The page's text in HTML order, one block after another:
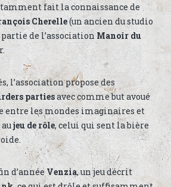
fait la connaissance de
Cherelle(un ancien du studio
de l’associationManoir du
l’association propose des
partiesavec comme but avoué
entre les mondes imaginaires et
aujeu de rôle, celui qui sent la bière
d’annéeVenzia, un jeu décrit